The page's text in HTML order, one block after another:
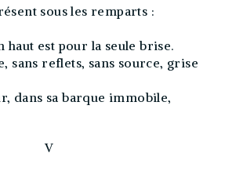
sous les remparts :
haut est pour la seule brise.
sans reflets, sans source, grise
dans sa barque immobile,
V